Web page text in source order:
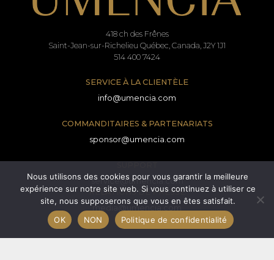
418 ch des Frênes
Saint-Jean-sur-Richelieu Québec, Canada, J2Y 1J1
514 400 7424
SERVICE À LA CLIENTÈLE
info@umencia.com
COMMANDITAIRES & PARTENARIATS
sponsor@umencia.com
service@umencia.com
RELATIONS DE PRESSE
media@umencia.com
Nous utilisons des cookies pour vous garantir la meilleure
expérience sur notre site web. Si vous continuez à utiliser ce
site, nous supposerons que vous en êtes satisfait.
OK
NON Politique de confidentialité